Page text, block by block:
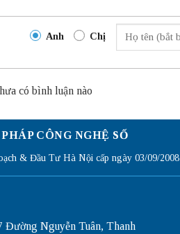
Anh Chị
có bình luận nào
CÔNG NGHỆ SỐ
& Đầu Tư Hà Nội cấp ngày 03/09/2008
Đường Nguyễn Tuân, Thanh